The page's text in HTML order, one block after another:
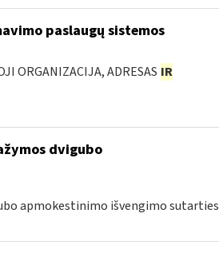
paslaugų sistemos
ORGANIZACIJA, ADRESAS IR
dvigubo
apmokestinimo išvengimo sutarties